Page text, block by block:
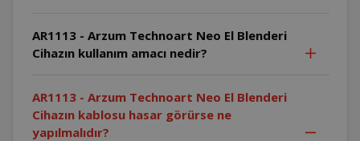
AR1113 - Arzum Technoart Neo El Blenderi
Cihazın kullanım amacı nedir?
AR1113 - Arzum Technoart Neo El Blenderi
Cihazın kablosu hasar görürse ne
yapılmalıdır?